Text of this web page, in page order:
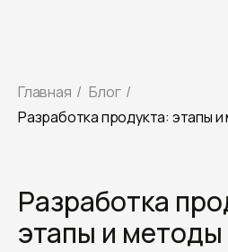
Главная / Блог /
Разработка продукта: этапы
Разработка
этапы и методы